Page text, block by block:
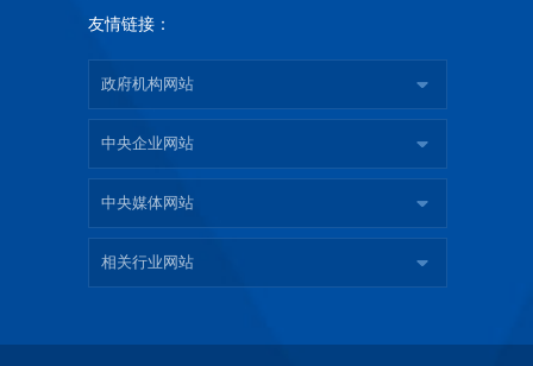
友情链接：
政府机构网站
中央企业网站
中央媒体网站
相关行业网站